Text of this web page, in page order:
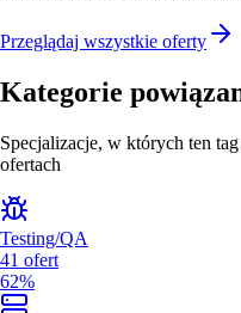
Przeglądaj wszystkie oferty
Kategorie
Specjalizacje, w których ten
ofertach
Testing/QA
41 ofert
62%